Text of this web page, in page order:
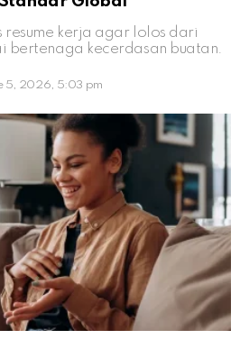
resume kerja agar lolos dari
bertenaga kecerdasan buatan.
5, 2026, 5:03 pm